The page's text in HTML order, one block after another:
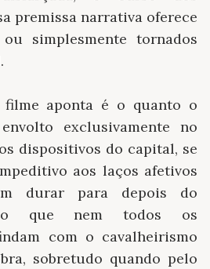
premissa narrativa oferece
simplesmente tornados
aponta é o quanto o
exclusivamente no
dispositivos do capital, se
aos laços afetivos
durar para depois do
que nem todos os
com o cavalheirismo
sobretudo quando pelo